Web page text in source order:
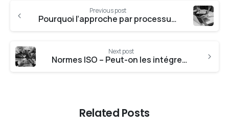
Previous post
Pourquoi l’approche par processus est-elle importante pour ISO 9001 ?
Next post
Normes ISO – Peut-on les intégrer sur un même système ?
Related Posts